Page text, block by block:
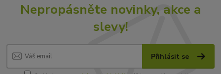
Nepropásněte novinky, akce a
slevy!
Přihlásit se